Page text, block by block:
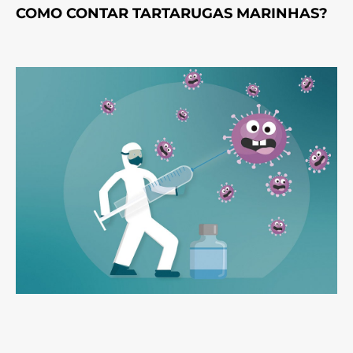
COMO CONTAR TARTARUGAS MARINHAS?